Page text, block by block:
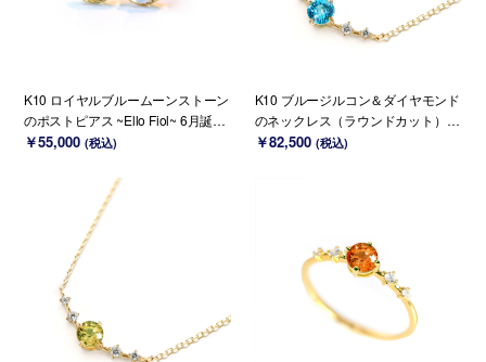
K10 ロイヤルブルームーンストーン
のポストピアス ~Ello Fiol~ 6月誕生
石 (K18変更可能)
￥55,000 (税込)
K10 ブルージルコン＆ダイヤモンド
のネックレス（ラウンドカット）~
Ello Lily~ 12月誕生石(K18 変更可能)
￥82,500 (税込)